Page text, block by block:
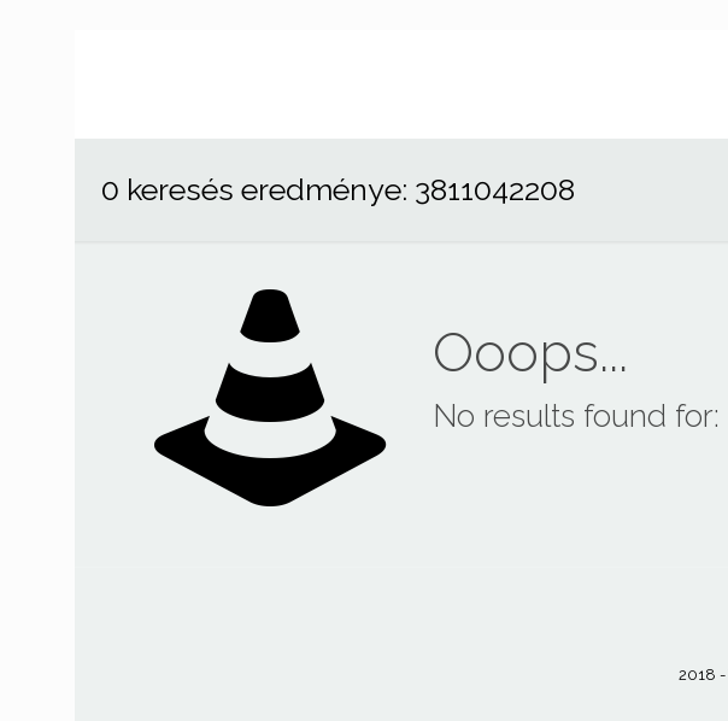
0 keresés eredménye: 3811042208
Ooops...
No results found for:
2018 -